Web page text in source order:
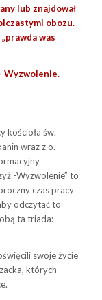
lub znajdował
obozu.
was
Wyzwolenie.
kościoła św.
wraz z o.
-Wyzwolenie” to
czas pracy
odczytać to
ta triada:
swoje życie
których